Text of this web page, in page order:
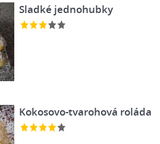
Sladké jednohubky
Kokosovo-tvarohová roláda